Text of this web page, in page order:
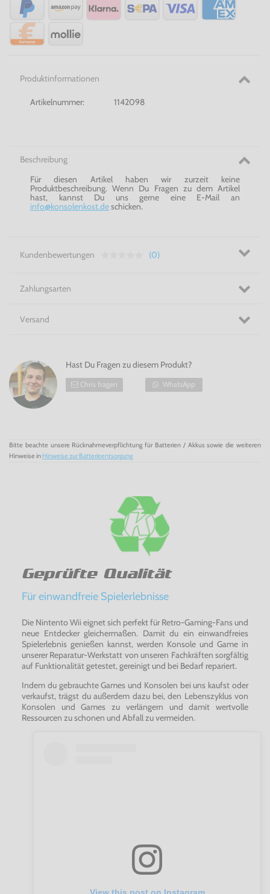
Produktinformationen
Artikelnummer: 1142098
Beschreibung
Für diesen Artikel haben wir zurzeit keine
Produktbeschreibung. Wenn Du Fragen zu dem Artikel
hast, kannst Du uns gerne eine E-Mail an
info@konsolenkost.deschicken.
Kundenbewertungen (0)
Zahlungsarten
Versand
Hast Du Fragen zu diesem Produkt?
Chris fragen WhatsApp
Bitte beachte unsere Rücknahmeverpflichtung für Batterien / Akkus sowie die weiteren
Hinweise in Hinweise zur Batterieentsorgung
Geprüfte Qualität
Für einwandfreie Spielerlebnisse
Die Nintento Wii eignet sich perfekt für Retro-Gaming-Fans und
neue Entdecker gleichermaßen. Damit du ein einwandfreies
Spielerlebnis genießen kannst, werden Konsole und Game in
unserer Reparatur-Werkstatt von unseren Fachkräften sorgfältig
auf Funktionalität getestet, gereinigt und bei Bedarf repariert.
Indem du gebrauchte Games und Konsolen bei uns kaufst oder
verkaufst, trägst du außerdem dazu bei, den Lebenszyklus von
Konsolen und Games zu verlängern und damit wertvolle
Ressourcen zu schonen und Abfall zu vermeiden.